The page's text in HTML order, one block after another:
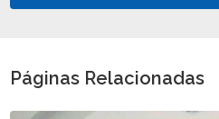
Páginas Relacionadas